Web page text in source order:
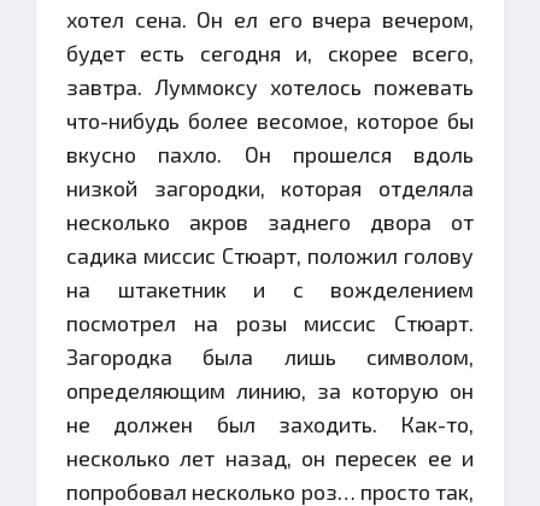
хотел сена. Он ел его вчера вечером,
будет есть сегодня и, скорее всего,
завтра. Луммоксу хотелось пожевать
что-нибудь более весомое, которое бы
вкусно пахло. Он прошелся вдоль
низкой загородки, которая отделяла
несколько акров заднего двора от
садика миссис Стюарт, положил голову
на штакетник и с вожделением
посмотрел на розы миссис Стюарт.
Загородка была лишь символом,
определяющим линию, за которую он
не должен был заходить. Как-то,
несколько лет назад, он пересек ее и
попробовал несколько роз… просто так,